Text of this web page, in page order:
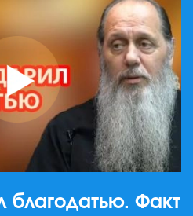
благодатью. Факт